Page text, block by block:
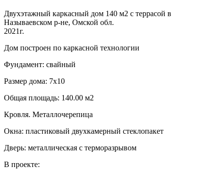
Двухэтажный каркасный дом 140 м2 с террасой в
Называевском р-не, Омской обл.
2021г.
Дом построен по каркасной технологии
Фундамент: свайный
Размер дома: 7х10
Общая площадь: 140.00 м2
Кровля. Металлочерепица
Окна: пластиковый двухкамерный стеклопакет
Дверь: металлическая с терморазрывом
В проекте: